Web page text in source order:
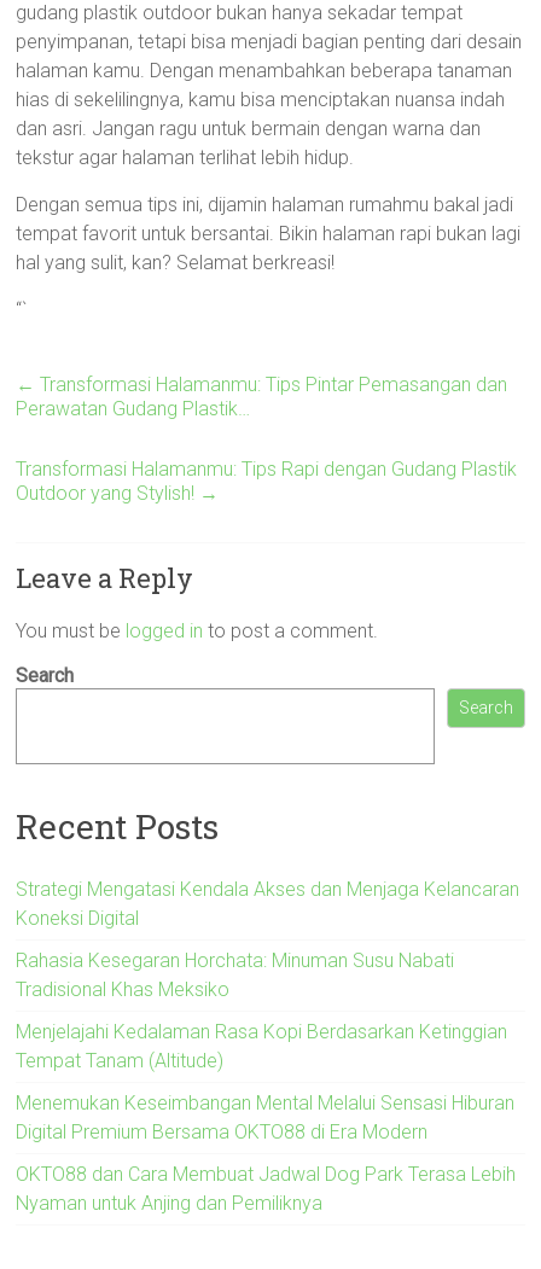
gudang plastik outdoor bukan hanya sekadar tempat
penyimpanan, tetapi bisa menjadi bagian penting dari desain
halaman kamu. Dengan menambahkan beberapa tanaman
hias di sekelilingnya, kamu bisa menciptakan nuansa indah
dan asri. Jangan ragu untuk bermain dengan warna dan
tekstur agar halaman terlihat lebih hidup.
Dengan semua tips ini, dijamin halaman rumahmu bakal jadi
tempat favorit untuk bersantai. Bikin halaman rapi bukan lagi
hal yang sulit, kan? Selamat berkreasi!
“`
← Transformasi Halamanmu: Tips Pintar Pemasangan dan
Perawatan Gudang Plastik…
Transformasi Halamanmu: Tips Rapi dengan Gudang Plastik
Outdoor yang Stylish! →
Leave a Reply
You must be logged in to post a comment.
Search
Search
Recent Posts
Strategi Mengatasi Kendala Akses dan Menjaga Kelancaran
Koneksi Digital
Rahasia Kesegaran Horchata: Minuman Susu Nabati
Tradisional Khas Meksiko
Menjelajahi Kedalaman Rasa Kopi Berdasarkan Ketinggian
Tempat Tanam (Altitude)
Menemukan Keseimbangan Mental Melalui Sensasi Hiburan
Digital Premium Bersama OKTO88 di Era Modern
OKTO88 dan Cara Membuat Jadwal Dog Park Terasa Lebih
Nyaman untuk Anjing dan Pemiliknya